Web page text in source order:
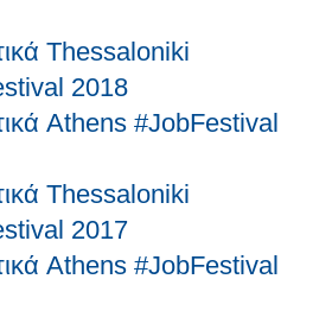
Thessaloniki
2018
Athens #JobFestival
Thessaloniki
2017
Athens #JobFestival